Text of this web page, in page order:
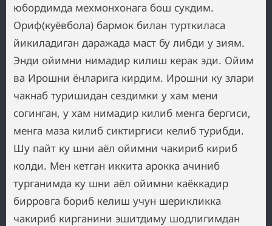
юбордимда мехмонхонага бош сукдим.
Ориф(куёвбола) бармок билан турткиласа
йикиладиган даражада маст бу либди у зиям.
Энди ойимни нимадир килиш керак эди. Ойим
ва Ирошни ёнларига кирдим. Ирошни ку злари
чакнаб туришидан сездимки у хам мени
согинган, у хам нимадир килиб менга бергиси,
менга маза килиб сиктиргиси келиб турибди.
Шу пайт ку шни аёл ойимни чакириб кириб
колди. Мен кетган иккита арокка ачиниб
турганимда ку шни аёл ойимни каёккадир
бирровга бориб келиш учун шерикликка
чакириб кирганини эшитдиму шодлигимдан